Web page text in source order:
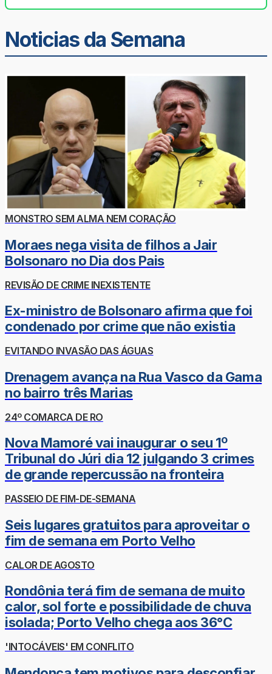
Noticias da Semana
MONSTRO SEM ALMA NEM CORAÇÃO
Moraes nega visita de filhos a Jair
Bolsonaro no Dia dos Pais
REVISÃO DE CRIME INEXISTENTE
Ex-ministro de Bolsonaro afirma que foi
condenado por crime que não existia
EVITANDO INVASÃO DAS ÁGUAS
Drenagem avança na Rua Vasco da Gama
no bairro três Marias
24º COMARCA DE RO
Nova Mamoré vai inaugurar o seu 1º
Tribunal do Júri dia 12 julgando 3 crimes
de grande repercussão na fronteira
PASSEIO DE FIM-DE-SEMANA
Seis lugares gratuitos para aproveitar o
fim de semana em Porto Velho
CALOR DE AGOSTO
Rondônia terá fim de semana de muito
calor, sol forte e possibilidade de chuva
isolada; Porto Velho chega aos 36°C
'INTOCÁVEIS' EM CONFLITO